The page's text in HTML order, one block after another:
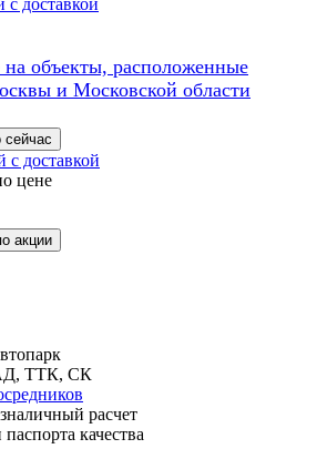
на объекты, расположенные
и Московской области
сейчас
цене
акции
ТТК, СК
расчет
качества